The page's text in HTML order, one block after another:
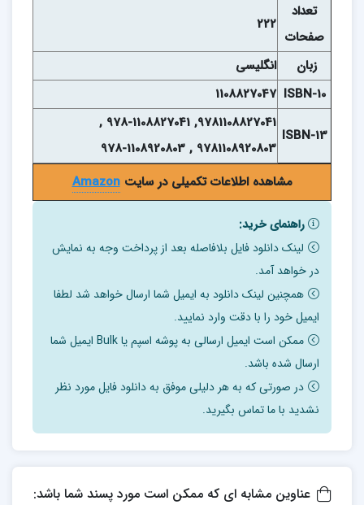
تعداد
صفحات
222
زبان
انگلیسی
ISBN-10
1108827047
ISBN-13
9781108827041, 978-1108827041 ,
9781108920803 , 978-1108920803
مشاهده اطلاعات تکمیلی در سایتAmazon
راهنمای خرید:
لینک دانلود فایل بلافاصله بعد از پرداخت وجه به نمایش
در خواهد آمد.
همچنین لینک دانلود به ایمیل شما ارسال خواهد شد لطفا
ایمیل خود را با دقت وارد نمایید.
ممکن است ایمیل ارسالی به پوشه اسپم یا Bulk ایمیل شما
ارسال شده باشد.
در صورتی که به هر دلیلی موفق به دانلود فایل مورد نظر
نشدید با ما تماس بگیرید.
عناوین مشابه ای که ممکن است مورد پسند شما باشد: